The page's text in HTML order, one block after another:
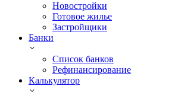
Новостройки
Готовое жилье
Застройщики
Банки
Список банков
Рефинансирование
Калькулятор